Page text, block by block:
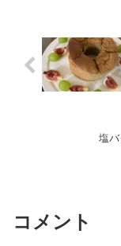
塩
コメント